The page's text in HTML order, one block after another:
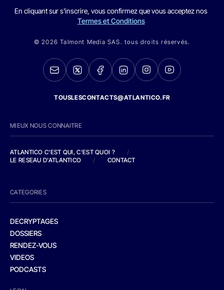
En cliquant sur s'inscrire, vous confirmez que vous acceptez nos
Termes et Conditions
© 2026 Talmont Media SAS. tous droits réservés.
TOUSLESCONTACTS@ATLANTICO.FR
MIEUX NOUS CONNAITRE
ATLANTICO C'EST QUI, C'EST QUOI ?
/
LE RESEAU D'ATLANTICO
/ CONTACT
CATEGORIES
DECRYPTAGES
DOSSIERS
RENDEZ-VOUS
VIDEOS
PODCASTS